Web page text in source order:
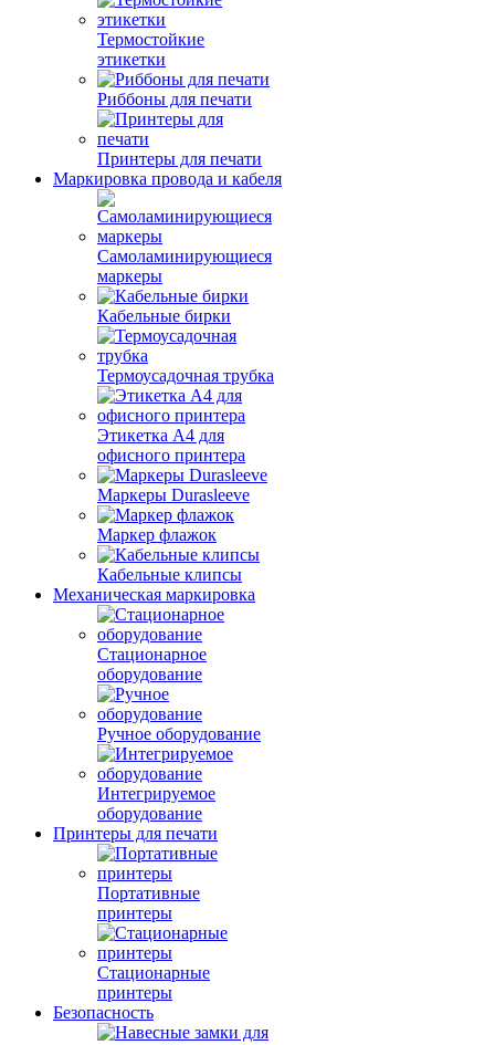
Термостойкие
этикетки
Риббоны для печати
Принтеры для печати
Маркировка провода и кабеля
Самоламинирующиеся
маркеры
Кабельные бирки
Термоусадочная трубка
Этикетка А4 для
офисного принтера
Маркеры Durasleeve
Маркер флажок
Кабельные клипсы
Механическая маркировка
Стационарное
оборудование
Ручное оборудование
Интегрируемое
оборудование
Принтеры для печати
Портативные
принтеры
Стационарные
принтеры
Безопасность